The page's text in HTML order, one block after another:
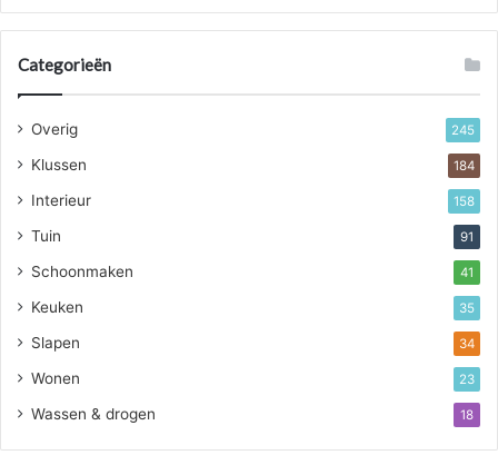
Categorieën
Overig 245
Klussen 184
Interieur 158
Tuin 91
Schoonmaken 41
Keuken 35
Slapen 34
Wonen 23
Wassen & drogen 18